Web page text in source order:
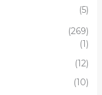
(5)
(269)
(1)
(12)
(10)